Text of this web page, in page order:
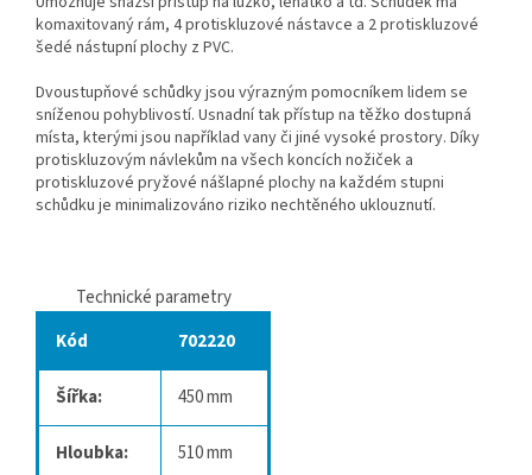
komaxitovaný rám, 4 protiskluzové nástavce a 2 protiskluzové
šedé nástupní plochy z PVC.
Dvoustupňové schůdky jsou výrazným pomocníkem lidem se
sníženou pohyblivostí. Usnadní tak přístup na těžko dostupná
místa, kterými jsou například vany či jiné vysoké prostory. Díky
protiskluzovým návlekům na všech koncích nožiček a
protiskluzové pryžové nášlapné plochy na každém stupni
schůdku je minimalizováno riziko nechtěného uklouznutí.
Technické parametry
Kód
702220
Šířka: 450 mm
Hloubka: 510 mm